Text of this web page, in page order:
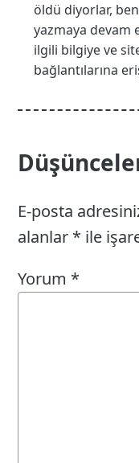
öldü diyorlar,
yazmaya devam
ilgili bilgiye ve
bağlantılarına
E-posta
alanlar * ile
Yorum *